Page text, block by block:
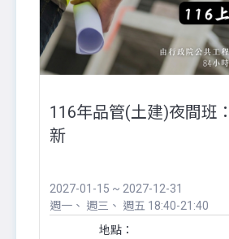
116年品管(土建)夜間班
新
2027-01-15 ~ 2027-12-31
週一
週三 週五 18:40-21:40
地點：